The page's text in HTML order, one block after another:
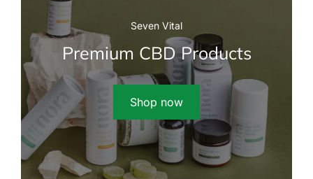
Seven Vital
Premium CBD Products
Shop now